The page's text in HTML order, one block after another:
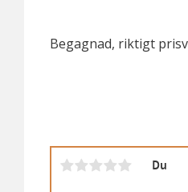
Begagnad, riktigt
Du